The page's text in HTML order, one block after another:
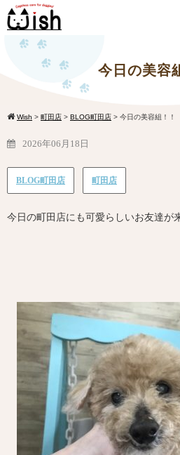
今日の美容
Wish > 町田店 > BLOG町田店 > 今日の美容組！！
2026年06月18日
BLOG町田店 町田店
今日の町田店にも可愛らしいお友達が